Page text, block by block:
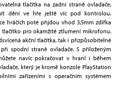
tlačítka na zadní straně ovladače,
dění ve hře ještě víc pod kontrolou.
hráčích poté přijdou vhod 3,5mm zdířka
pro okamžité ztlumení mikrofonu.
akční tlačítka, tak i přizpůsobitelné
spodní straně ovladače. S přiloženým
navíc pokračovat v hraní i během
který je kromě konzole PlayStation
zařízeními s operačním systémem